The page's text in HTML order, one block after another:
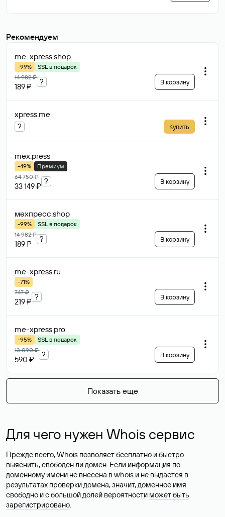
Рекомендуем
me-xpress.shop
-99%
SSL в подарок
14 982 ₽
189 ₽
? В корзину
xpress.me
? Купить
mex.press
-49%
Премиум
64 750 ₽
33 149 ₽
? В корзину
мехпресс.shop
-99%
SSL в подарок
14 982 ₽
189 ₽
? В корзину
me-xpress.ru
-71%
747 ₽
219 ₽
? В корзину
me-xpress.pro
-95%
SSL в подарок
13 090 ₽
590 ₽
? В корзину
Показать еще
Для чего нужен Whois сервис
Прежде всего, Whois позволяет бесплатно и быстро
выяснить, свободен ли домен. Если информация по
доменному имени не внесена в whois и не выдается в
результатах проверки домена, значит, доменное имя
свободно и с большой долей вероятности может быть
зарегистрировано.